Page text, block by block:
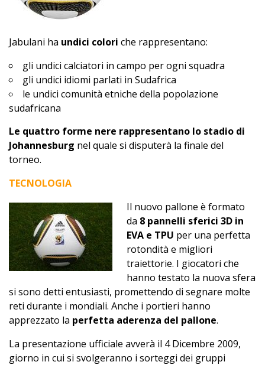
Jabulani ha undici colori che rappresentano:
gli undici calciatori in campo per ogni squadra
gli undici idiomi parlati in Sudafrica
le undici comunità etniche della popolazione
sudafricana
Le quattro forme nere rappresentano lo stadio di
Johannesburg nel quale si disputerà la finale del
torneo.
TECNOLOGIA
Il nuovo pallone è formato
da 8 pannelli sferici 3D in
EVA e TPU per una perfetta
rotondità e migliori
traiettorie. I giocatori che
hanno testato la nuova sfera
si sono detti entusiasti, promettendo di segnare molte
reti durante i mondiali. Anche i portieri hanno
apprezzato la perfetta aderenza del pallone.
La presentazione ufficiale avverà il 4 Dicembre 2009,
giorno in cui si svolgeranno i sorteggi dei gruppi